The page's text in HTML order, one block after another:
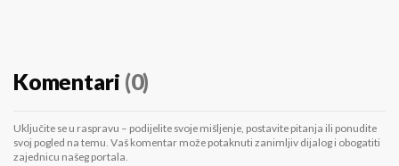
Komentari (0)
Uključite se u raspravu – podijelite svoje mišljenje, postavite pitanja ili ponudite
svoj pogled na temu. Vaš komentar može potaknuti zanimljiv dijalog i obogatiti
zajednicu našeg portala.